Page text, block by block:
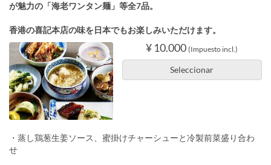
が魅力の「海老ワンタン麺」等全7品。
香港の喜記本店の味を日本でもお楽しみいただけます。
¥ 10.000 (Impuesto incl.)
Seleccionar
・蒸し鶏葱生姜ソース、蜜掛けチャーシューと冷製前菜盛り合わ
せ